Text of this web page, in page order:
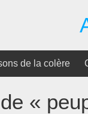
de la colère
«